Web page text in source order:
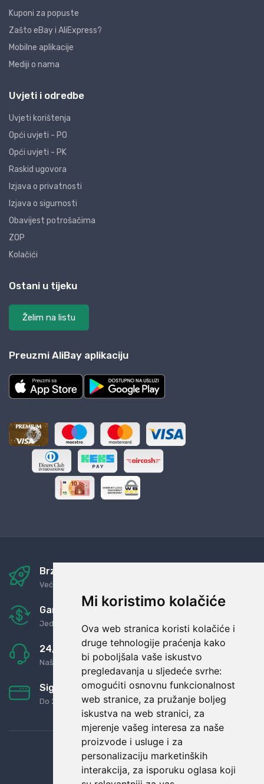
Mi koristimo kolačiće
Ova web stranica koristi kolačiće i
druge tehnologije praćenja kako
bi poboljšala vaše iskustvo
pregledavanja u sljedeće svrhe:
omogućiti osnovnu funkcionalnost
web stranice, za pružanje boljeg
iskustva na web stranici, za
mjerenje vašeg interesa za naše
proizvode i usluge i za
personalizaciju marketinških
interakcija, za isporuku oglasa koji
Kuponi za popuste
Zašto eBay i AliExpress?
Mobilne aplikacije
Mediji o nama
Uvjeti i odredbe
Uvjeti korištenja
Opći uvjeti - PO
Opći uvjeti - PK
Raskid ugovora
Izjava o privatnosti
Izjava o sigurnosti
Obavijest potrošačima
ZOP
Kolačići
Ostani u tijeku
Želim na listu
Preuzmi AliBay aplikaciju
Brza i sigurna dostava
Već za nekoliko dana kod vas
Garancija u povrat novaca
Jednostavno pravilo: Roba za novac
24/7 odlična podrška
Naši agenti uvijek na raspolaganju
Sigurno obročno plaćanje
Do 24 rata bez kamata